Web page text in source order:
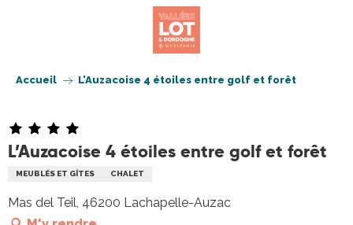
Accueil L’Auzacoise 4 étoiles entre golf et forêt
L’Auzacoise 4 étoiles entre golf et forêt
MEUBLÉS ET GÎTES CHALET
Mas del Teil, 46200 Lachapelle-Auzac